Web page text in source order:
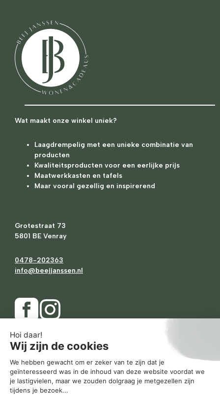
Wat maakt onze winkel uniek?
Laagdrempelig met een unieke combinatie van
producten
Kwaliteitsproducten voor een eerlijke prijs
Maatwerkkasten en tafels
Maar vooral gezellig en inspirerend
Grotestraat 73
5801 BE Venray
0478-202363
info@beejjanssen.nl
Ma
Gesloten
Di
10.00 -
17.30
Wo
10.00